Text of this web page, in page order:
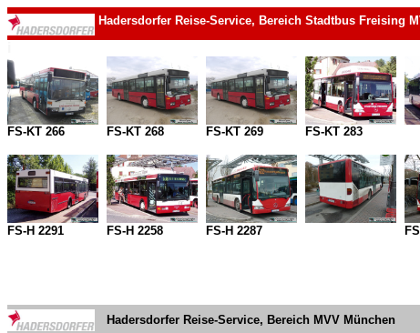
Hadersdorfer Reise-Service, Bereich Stadtbus Freising
FS-KT 266 FS-KT 268 FS-KT 269 FS-KT 283
FS-H 2291 FS-H 2258 FS-H 2287
Hadersdorfer Reise-Service, Bereich MVV München